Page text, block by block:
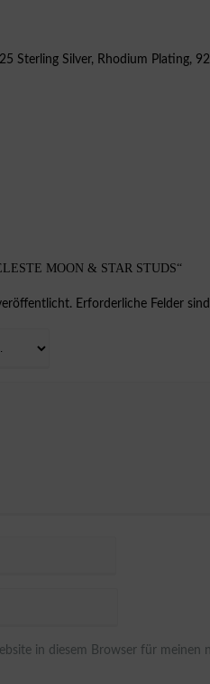
Sterling Silver, Rhodium Plating,
MOON & STAR STUDS“
Erforderliche Felder
in diesem Browser für meinen